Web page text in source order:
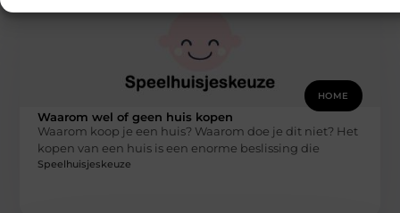
HOME
Waarom wel of geen huis kopen
Waarom koop je een huis? Waarom doe je dit niet? Het
kopen van een huis is een enorme beslissing die
Speelhuisjeskeuze